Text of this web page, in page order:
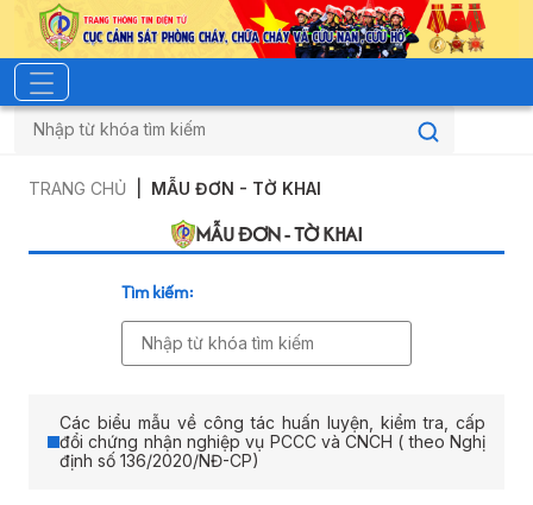
TRANG CHỦ MẪU ĐƠN - TỜ KHAI
MẪU ĐƠN - TỜ KHAI
Tìm kiếm:
Các biểu mẫu về công tác huấn luyện, kiểm tra, cấp
đổi chứng nhận nghiệp vụ PCCC và CNCH ( theo Nghị
định số 136/2020/NĐ-CP)